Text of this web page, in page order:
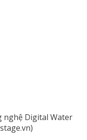
Digital Water